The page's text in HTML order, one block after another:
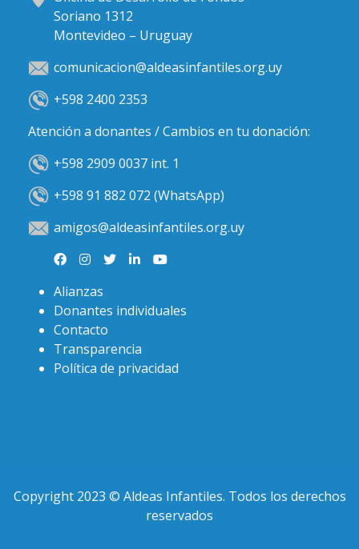
Soriano 1312
Montevideo – Uruguay
comunicacion@aldeasinfantiles.org.uy
+598 2400 2353
Atención a donantes / Cambios en tu donación:
+598 2909 0037 int. 1
+598 91 882 072 (WhatsApp)
amigos@aldeasinfantiles.org.uy
Alianzas
Donantes individuales
Contacto
Transparencia
Política de privacidad
Copyright 2023 © Aldeas Infantiles. Todos los derechos
reservados